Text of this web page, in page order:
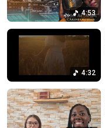
4:53
4:32